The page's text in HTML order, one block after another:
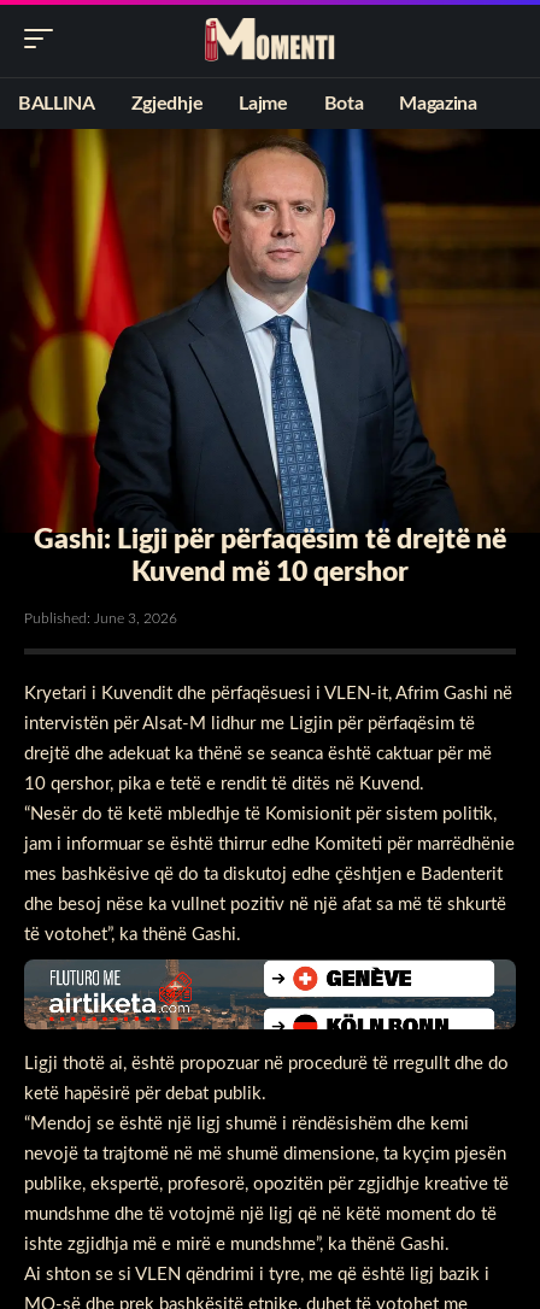
BALLINA Zgjedhje Lajme Bota Magazina
Gashi: Ligji për përfaqësim të drejtë në
Kuvend më 10 qershor
Published: June 3, 2026
Kryetari i Kuvendit dhe përfaqësuesi i VLEN-it, Afrim Gashi në
intervistën për Alsat-M lidhur me Ligjin për përfaqësim të
drejtë dhe adekuat ka thënë se seanca është caktuar për më
10 qershor, pika e tetë e rendit të ditës në Kuvend.
“Nesër do të ketë mbledhje të Komisionit për sistem politik,
jam i informuar se është thirrur edhe Komiteti për marrëdhënie
mes bashkësive që do ta diskutoj edhe çështjen e Badenterit
dhe besoj nëse ka vullnet pozitiv në një afat sa më të shkurtë
të votohet”, ka thënë Gashi.
Ligji thotë ai, është propozuar në procedurë të rregullt dhe do
ketë hapësirë për debat publik.
“Mendoj se është një ligj shumë i rëndësishëm dhe kemi
nevojë ta trajtomë në më shumë dimensione, ta kyçim pjesën
publike, ekspertë, profesorë, opozitën për zgjidhje kreative të
mundshme dhe të votojmë një ligj që në këtë moment do të
ishte zgjidhja më e mirë e mundshme”, ka thënë Gashi.
Ai shton se si VLEN qëndrimi i tyre, me që është ligj bazik i
MO-së dhe prek bashkësitë etnike, duhet të votohet me